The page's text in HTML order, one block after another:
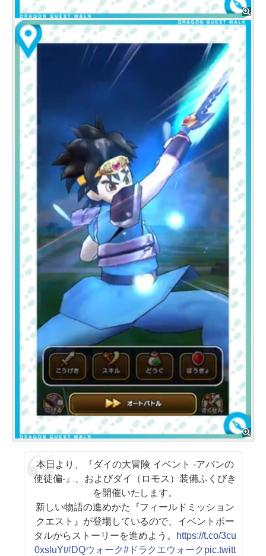
本日より、『ダイの大冒険 イベント -アバンの
使徒偏-』、およびダイ（ロモス）装備ふくびき
を開催いたします。
新しい物語の進めかた『フィールドミッション
クエスト』が登場しているので、イベントポー
タルからストーリーを進めよう。
https://t.co/3cu
0xsluYt#DQウォーク#ドラクエウォーク pic.twitt